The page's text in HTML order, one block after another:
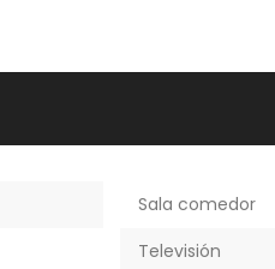
Sala comedor
Televisión